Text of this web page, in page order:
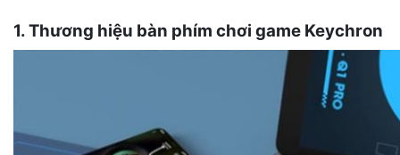
1. Thương hiệu bàn phím chơi game Keychron